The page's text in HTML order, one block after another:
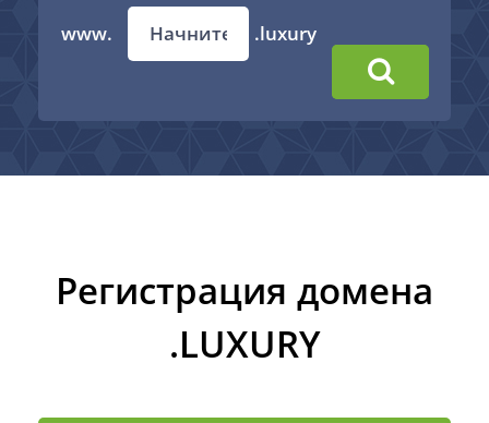
www. .luxury
Регистрация домена
.LUXURY